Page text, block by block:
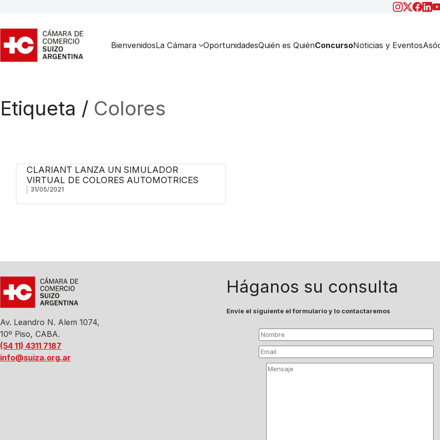
BienvenidosLa Cámara OportunidadesQuién es QuiénConcursoNoticias y Eventos
Etiqueta / Colores
CLARIANT LANZA UN SIMULADOR
VIRTUAL DE COLORES AUTOMOTRICES
31/05/2021
Av. Leandro N. Alem 1074,
10º Piso, CABA.
(54 11) 4311 7187
info@suiza.org.ar
Háganos su consulta
Envíe el siguiente el formulario y lo contactaremos